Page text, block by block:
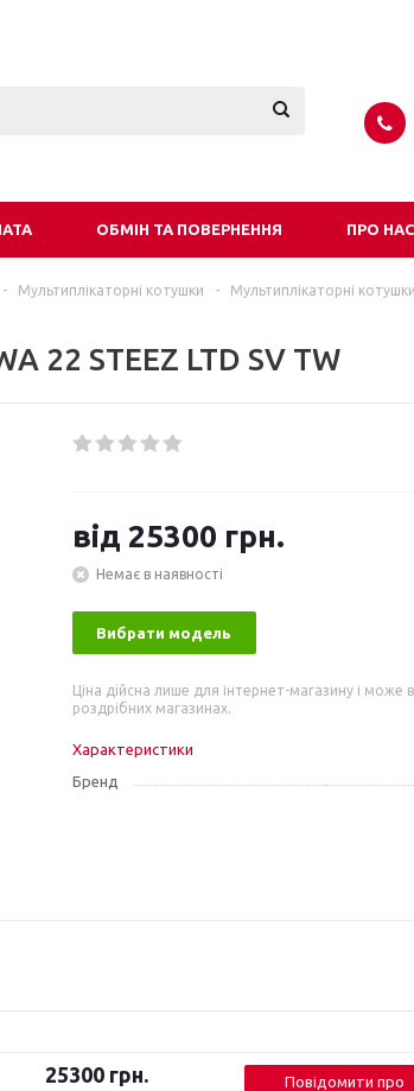
ОБМІН ТА ПОВЕРНЕННЯ ПРО НАС
- Мультиплікаторні котушки - Мультиплікаторні
22 STEEZ LTD SV TW
від 25300 грн.
Немає в наявності
Вибрати модель
Ціна дійсна лише для інтернет-магазину і може
роздрібних магазинах.
Характеристики
Бренд
25300 грн.
Повідомити про